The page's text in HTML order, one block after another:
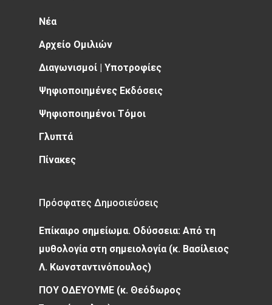
Νέα
Αρχείο Ομιλιών
Διαγωνισμοί | Υποτροφίες
Ψηφιοποιημένες Εκδόσεις
Ψηφιοποιημένοι Τόμοι
Γλυπτά
Πίνακες
Πρόσφατες Δημοσιεύσεις
Επίκαιρο σημείωμα. Οδύσσεια: Από τη
μυθολογία στη σημειολογία (κ. Βασίλειος
Λ. Κωνσταντινόπουλος)
ΠΟΥ ΟΔΕΥΟΥΜΕ (κ. Θεόδωρος